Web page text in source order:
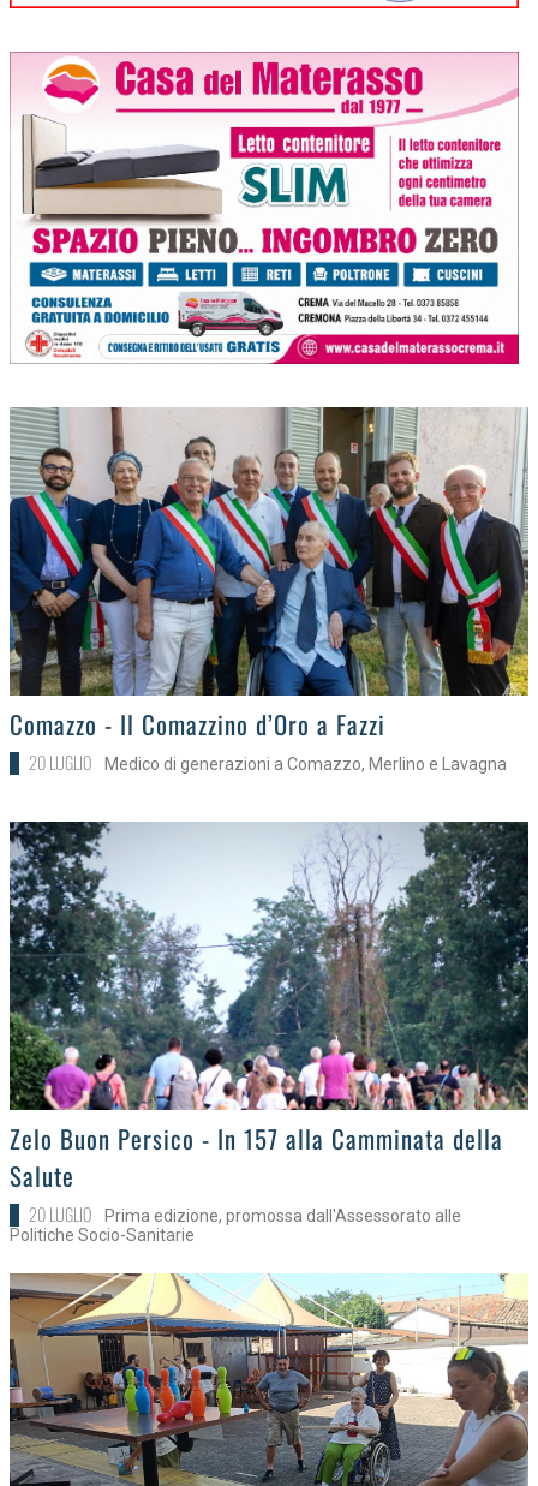
>
Comazzo - Il Comazzino d’Oro a Fazzi
20 LUGLIO Medico di generazioni a Comazzo, Merlino e Lavagna
>
Zelo Buon Persico - In 157 alla Camminata della
Salute
20 LUGLIO
Prima edizione, promossa dall'Assessorato alle
Politiche Socio-Sanitarie